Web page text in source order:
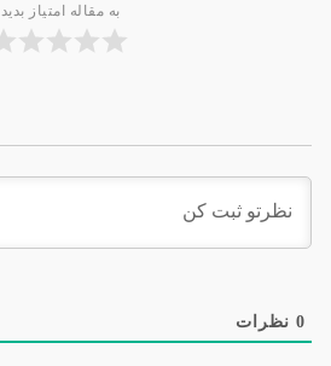
به مقاله امتیاز بدید
0 نظرات